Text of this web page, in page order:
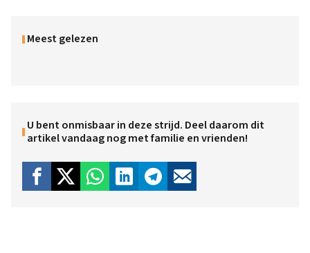
Meest gelezen
U bent onmisbaar in deze strijd. Deel daarom dit
artikel vandaag nog met familie en vrienden!